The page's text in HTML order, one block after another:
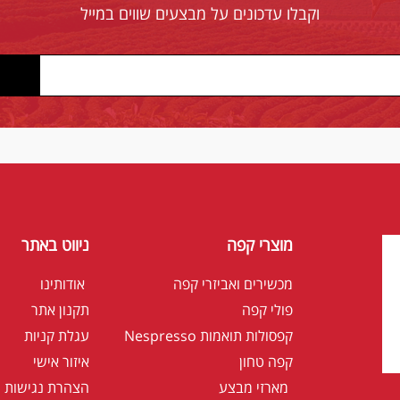
וקבלו עדכונים על מבצעים שווים במייל
מוצרי קפה
מכשירים ואביזרי קפה
פולי קפה
קפסולות תואמות Nespresso
קפה טחון
מארזי מבצע
ניווט באתר
אודותינו
תקנון אתר
עגלת קניות
איזור אישי
הצהרת נגישות